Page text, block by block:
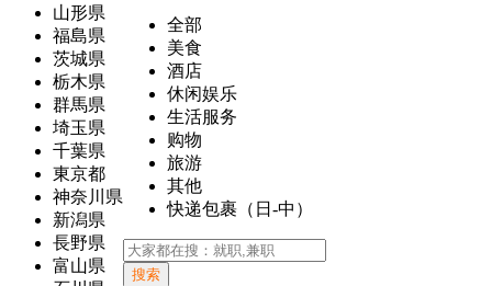
山形県
福島県
茨城県
栃木県
群馬県
埼玉県
千葉県
東京都
神奈川県
新潟県
長野県
富山県
全部
美食
酒店
休闲娱乐
生活服务
购物
旅游
其他
快递包裹（日-中）
搜索